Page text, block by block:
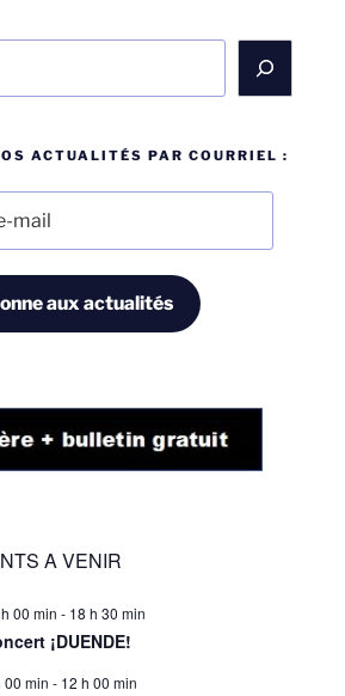
ACTUALITÉS PAR COURRIEL :
aux actualités
A VENIR
00 min - 18 h 30 min
¡DUENDE!
00 min - 12 h 00 min